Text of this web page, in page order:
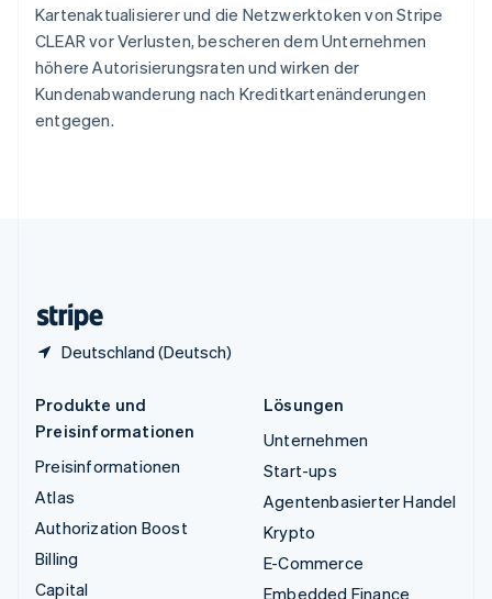
Kartenaktualisierer und die Netzwerktoken von Stripe
CLEAR vor Verlusten, bescheren dem Unternehmen
höhere Autorisierungsraten und wirken der
Kundenabwanderung nach Kreditkartenänderungen
entgegen.
Deutschland (Deutsch)
Thailand
ไทยEnglish
Tschechische Republik
English
Ungarn
English
Produkte und
Preisinformationen
Preisinformationen
Atlas
Authorization Boost
Billing
Capital
Lösungen
Unternehmen
Start-ups
Agentenbasierter Handel
Krypto
E-Commerce
Embedded Finance